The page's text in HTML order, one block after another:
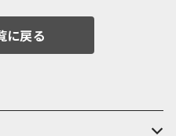
に戻る